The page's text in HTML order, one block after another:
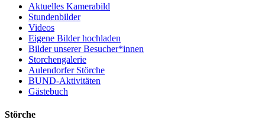
Aktuelles Kamerabild
Stundenbilder
Videos
Eigene Bilder hochladen
Bilder unserer Besucher*innen
Storchengalerie
Aulendorfer Störche
BUND-Aktivitäten
Gästebuch
Störche